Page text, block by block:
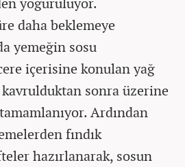
daha beklemeye
yemeğin sosu
içerisine konulan yağ
sonra üzerine
Ardından
fındık
hazırlanarak, sosun